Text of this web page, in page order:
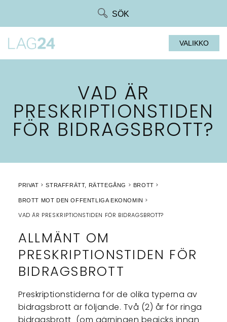
SÖK
VALIKKO
VAD ÄR
PRESKRIPTIONSTIDEN
FÖR BIDRAGSBROTT?
PRIVAT STRAFFRÄTT, RÄTTEGÅNG BROTT
BROTT MOT DEN OFFENTLIGA EKONOMIN
VAD ÄR PRESKRIPTIONSTIDEN FÖR BIDRAGSBROTT?
ALLMÄNT OM
PRESKRIPTIONSTIDEN FÖR
BIDRAGSBROTT
Preskriptionstiderna för de olika typerna av
bidragsbrott är följande. Två (2) år för ringa